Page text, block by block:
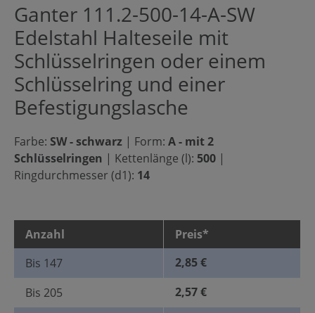
Ganter 111.2-500-14-A-SW
Edelstahl Halteseile mit
Schlüsselringen oder einem
Schlüsselring und einer
Befestigungslasche
Farbe: SW - schwarz | Form: A - mit 2
Schlüsselringen | Kettenlänge (l): 500 |
Ringdurchmesser (d1): 14
Anzahl
Preis*
Bis 147
2,85 €
Bis 205
2,57 €